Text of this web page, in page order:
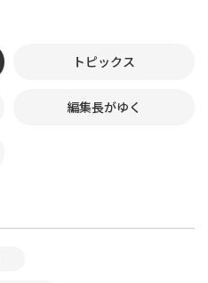
トピックス
編集長がゆく